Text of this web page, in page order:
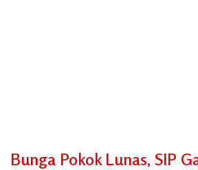
Bunga Pokok Lunas, SIP